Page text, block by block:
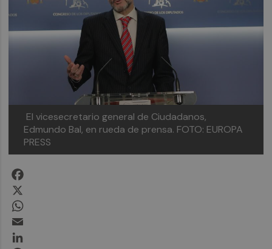
El vicesecretario general de Ciudadanos,
Edmundo Bal, en rueda de prensa. FOTO: EUROPA
PRESS